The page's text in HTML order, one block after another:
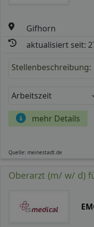
Gifhorn
aktualisiert seit:
Stellenbeschreibung:
Arbeitszeit
mehr Details
Quelle: meinestadt.de
Oberarzt (m/ w/ d)